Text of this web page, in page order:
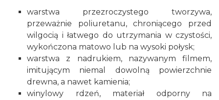
warstwa przezroczystego tworzywa,
przeważnie poliuretanu, chroniącego przed
wilgocią i łatwego do utrzymania w czystości,
wykończona matowo lub na wysoki połysk;
warstwa z nadrukiem, nazywanym filmem,
imitującym niemal dowolną powierzchnie
drewna, a nawet kamienia;
winylowy rdzeń, materiał odporny na